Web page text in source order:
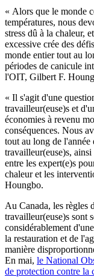
« Alors que le monde
températures, nous
stress dû à la chaleur,
excessive crée des
monde entier tout au
périodes de canicule
l'OIT, Gilbert F.
« Il s'agit d'une
travailleur(euse)s et
économies à revenu
conséquences. Nous
tout au long de
travailleur(euse)s,
entre les expert(e)s
chaleur et les
Houngbo.
Au Canada, les règles
travailleur(euse)s sont
considérablement
la restauration et de
manière
En mai, le National
de protection contre la